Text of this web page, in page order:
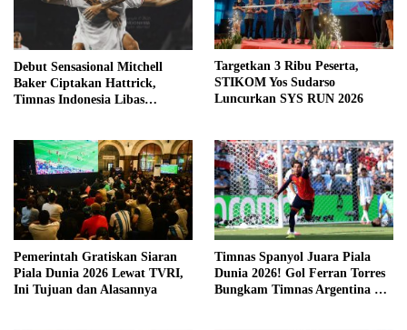
Debut Sensasional Mitchell
Baker Ciptakan Hattrick,
Timnas Indonesia Libas
Targetkan 3 Ribu Peserta,
STIKOM Yos Sudarso
Luncurkan SYS RUN 2026
Pemerintah Gratiskan Siaran
Piala Dunia 2026 Lewat TVRI,
Ini Tujuan dan Alasannya
Timnas Spanyol Juara Piala
Dunia 2026! Gol Ferran Torres
Bungkam Timnas Argentina di